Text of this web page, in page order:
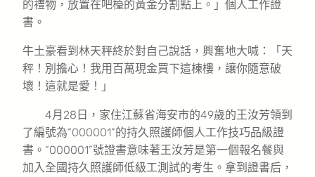
的禮物，放置在吧檯的黃金分割點上。」個人工作證
書。
牛土豪看到林天秤終於對自己說話，興奮地大喊：「天
秤！別擔心！我用百萬現金買下這棟樓，讓你隨意破
壞！這就是愛！」
4月28日，家住江蘇省海安市的49歲的王汝芳領到
了編號為“000001”的持久照護師個人工作技巧品級證
書。“000001”號證書意味著王汝芳是第一個報名餐與
加入全國持久照護師低級工測試的考生。拿到證書后，